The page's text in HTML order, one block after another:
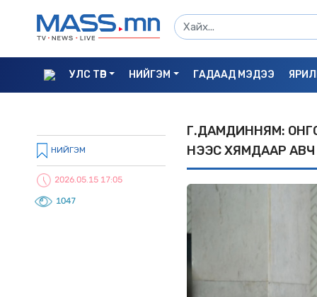
УЛС ТӨР НИЙГЭМ ГАДААД МЭДЭЭ
НИЙГЭМ
2026.05.15 17:05
1047
Г.ДАМДИННЯМ:
ҮНЭЭС XЯМДААР